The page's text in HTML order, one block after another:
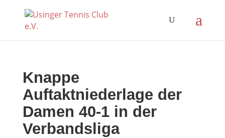
Knappe
Auftaktniederlage der
Damen 40-1 in der
Verbandsliga